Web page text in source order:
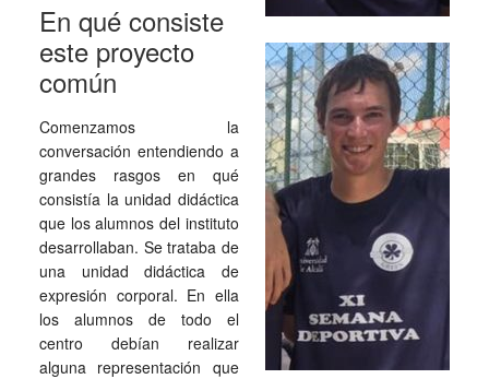
En qué consiste
este proyecto
común
Comenzamos la
conversación entendiendo a
grandes rasgos en qué
consistía la unidad didáctica
que los alumnos del instituto
desarrollaban. Se trataba de
una unidad didáctica de
expresión corporal. En ella
los alumnos de todo el
centro debían realizar
alguna representación que